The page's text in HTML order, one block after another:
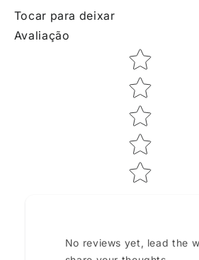
Tocar para deixar
Avaliação
Star rating
No reviews yet, lead the